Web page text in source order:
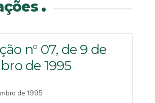
n° 07, de 9 de
de 1995
de 1995